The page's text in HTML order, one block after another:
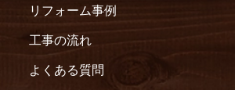
リフォーム事例
工事の流れ
よくある質問